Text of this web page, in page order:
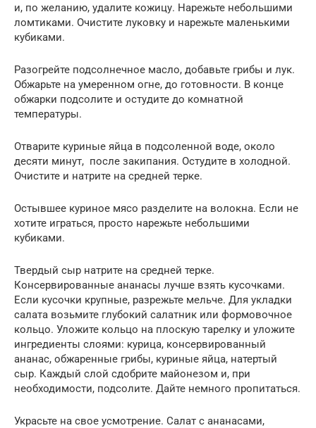
и, по желанию, удалите кожицу. Нарежьте небольшими
ломтиками. Очистите луковку и нарежьте маленькими
кубиками.
Разогрейте подсолнечное масло, добавьте грибы и лук.
Обжарьте на умеренном огне, до готовности. В конце
обжарки подсолите и остудите до комнатной
температуры.
Отварите куриные яйца в подсоленной воде, около
десяти минут, после закипания. Остудите в холодной.
Очистите и натрите на средней терке.
Остывшее куриное мясо разделите на волокна. Если не
хотите играться, просто нарежьте небольшими
кубиками.
Твердый сыр натрите на средней терке.
Консервированные ананасы лучше взять кусочками.
Если кусочки крупные, разрежьте мельче. Для укладки
салата возьмите глубокий салатник или формовочное
кольцо. Уложите кольцо на плоскую тарелку и уложите
ингредиенты слоями: курица, консервированный
ананас, обжаренные грибы, куриные яйца, натертый
сыр. Каждый слой сдобрите майонезом и, при
необходимости, подсолите. Дайте немного пропитаться.
Украсьте на свое усмотрение. Салат с ананасами,